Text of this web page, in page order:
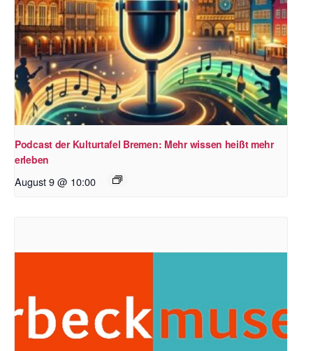
Podcast der Kulturtafel Bremen: Mehr wissen heißt mehr
erleben
August 9 @ 10:00